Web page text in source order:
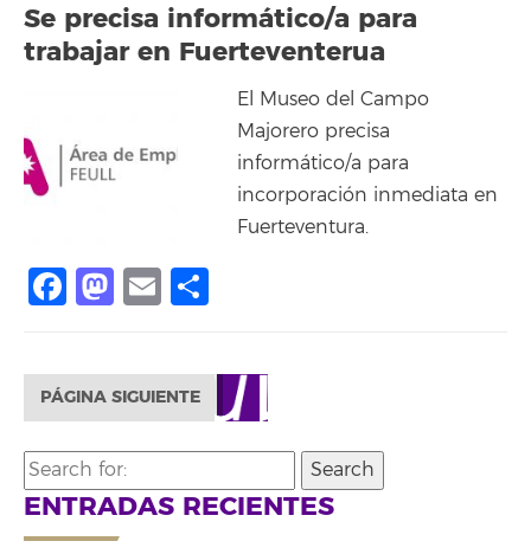
Se precisa informático/a para
trabajar en Fuerteventerua
El Museo del Campo
Majorero precisa
informático/a para
incorporación inmediata en
Fuerteventura.
Facebook
Mastodon
Email
PÁGINA SIGUIENTE
Search
for:
ENTRADAS RECIENTES